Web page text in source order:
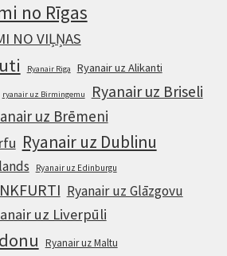
no Rīgas
NO VIĻŅAS
Ryanair Riga Ryanair uz Alikanti
ryanair uz Birmingemu Ryanair uz Briseli
uz Brēmeni
Ryanair uz Dublinu
Ryanair uz Edinburgu
Ryanair uz Glāzgovu
uz Liverpūli
Ryanair uz Maltu